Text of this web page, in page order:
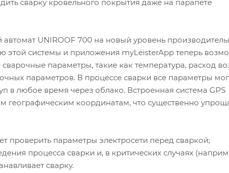
сварку кровельного покрытия даже на парапете
UNIROOF 700 на новый уровень
этой системы и приложения myLeisterApp теперь
параметры, такие как температура, расход
параметров. В процессе сварки все параметры
в любое время через облако. Встроенная система GPS
географическим координатам, что существенно
проверить параметры электросети перед сваркой;
процесса сварки и, в критических случаях
сварку.